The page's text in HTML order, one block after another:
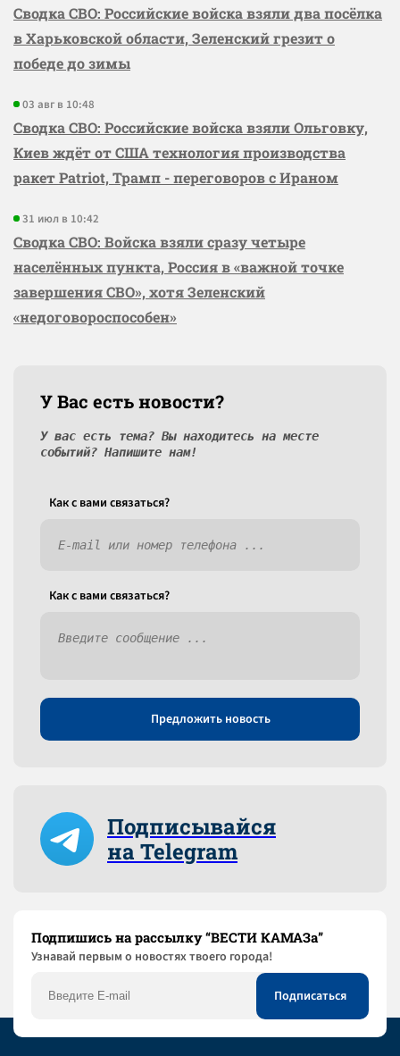
Сводка СВО: Российские войска взяли два посёлка
в Харьковской области, Зеленский грезит о
победе до зимы
03 авг в 10:48
Сводка СВО: Российские войска взяли Ольговку,
Киев ждёт от США технология производства
ракет Patriot, Трамп - переговоров с Ираном
31 июл в 10:42
Сводка СВО: Войска взяли сразу четыре
населённых пункта, Россия в «важной точке
завершения СВО», хотя Зеленский
«недоговороспособен»
У Вас есть новости?
У вас есть тема? Вы находитесь на месте
событий? Напишите нам!
Как c вами связаться?
Как c вами связаться?
Предложить новость
Подписывайся
на Telegram
Подпишись на рассылку “ВЕСТИ КАМАЗа”
Узнaвай первым о новостях твоего города!